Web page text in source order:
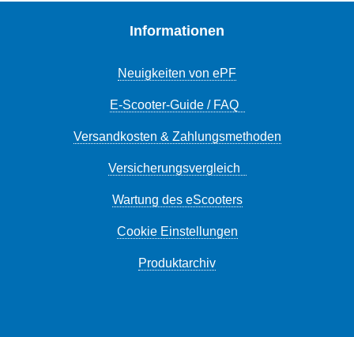
Informationen
Neuigkeiten von ePF
E-Scooter-Guide / FAQ
Versandkosten & Zahlungsmethoden
Versicherungsvergleich
Wartung des eScooters
Cookie Einstellungen
Produktarchiv